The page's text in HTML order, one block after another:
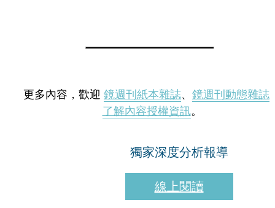
更多內容，歡迎 鏡週刊紙本雜誌、 鏡週刊動態雜誌
了解內容授權資訊。
獨家深度分析報導
線上閱讀